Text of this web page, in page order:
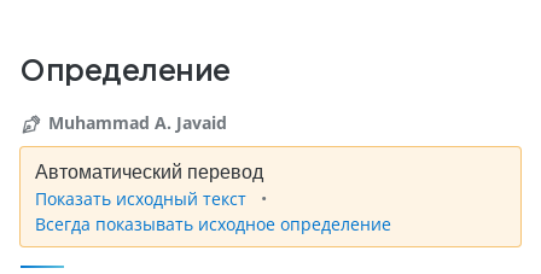
Определение
Muhammad A. Javaid
Автоматический перевод
Показать исходный текст
Всегда показывать исходное определение